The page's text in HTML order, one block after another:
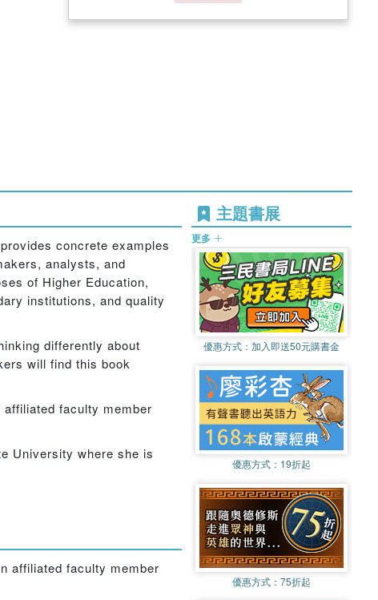
concrete examples
analysts, and
of Higher Education,
institutions, and quality
differently about
will find this book
faculty member
University where she is
affiliated faculty member
主題書展
更多
優惠方式： 加入即送50元購書金
優惠方式： 19折起
優惠方式： 75折起